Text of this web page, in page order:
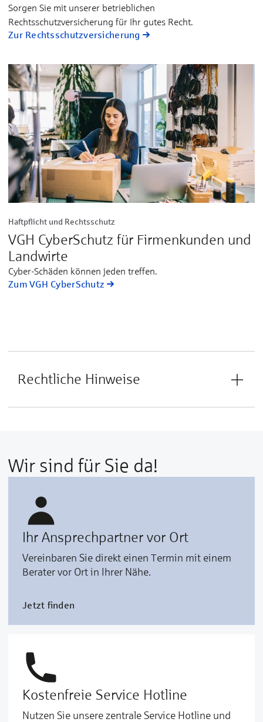
Sorgen Sie mit unserer betrieblichen
Rechtsschutzversicherung für Ihr gutes Recht.
Zur Rechtsschutzversicherung
Haftpflicht und Rechtsschutz
VGH CyberSchutz für Firmenkunden und
Landwirte
Cyber-Schäden können jeden treffen.
Zum VGH CyberSchutz
Rechtliche Hinweise
Wir sind für Sie da!
Ihr Ansprechpartner vor Ort
Vereinbaren Sie direkt einen Termin mit einem
Berater vor Ort in Ihrer Nähe.
Jetzt finden
Kostenfreie Service Hotline
Nutzen Sie unsere zentrale Service Hotline und